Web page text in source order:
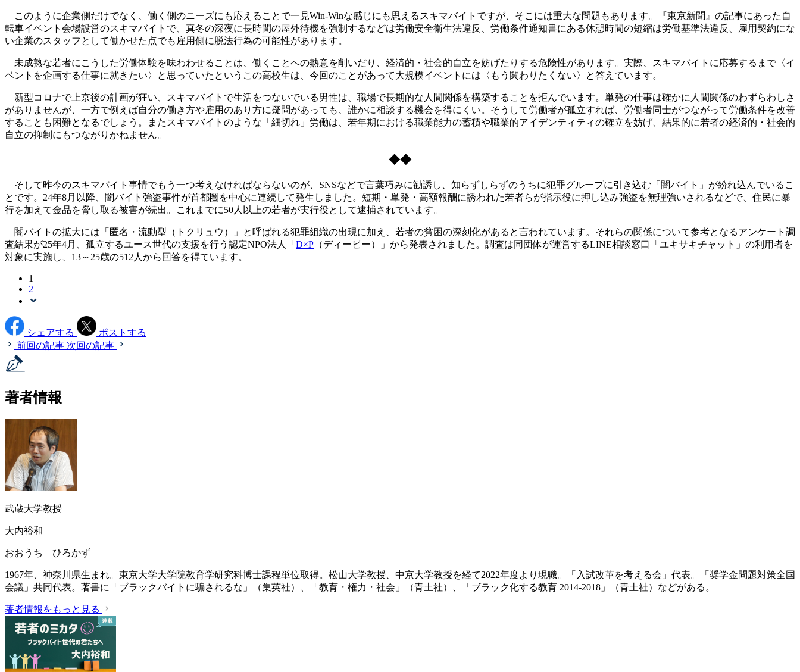
このように企業側だけでなく、働く側のニーズにも応えることで一見Win-Winな感じにも思えるスキマバイトですが、そこには重大な問題もあります。『東京新聞』の記事にあった自
転車イベント会場設営のスキマバイトで、真冬の深夜に長時間の屋外待機を強制するなどは労働安全衛生法違反、労働条件通知書にある休憩時間の短縮は労働基準法違反、雇用契約にな
い企業のスタッフとして働かせた点でも雇用側に脱法行為の可能性があります。
未成熟な若者にこうした労働体験を味わわせることは、働くことへの熱意を削いだり、経済的・社会的自立を妨げたりする危険性があります。実際、スキマバイトに応募するまで〈イ
ベントを企画する仕事に就きたい〉と思っていたというこの高校生は、今回のことがあって大規模イベントには〈もう関わりたくない〉と答えています。
新型コロナで上京後の計画が狂い、スキマバイトで生活をつないでいる男性は、職場で長期的な人間関係を構築することを拒んでいます。単発の仕事は確かに人間関係のわずらわしさ
がありませんが、一方で例えば自分の働き方や雇用のあり方に疑問があっても、誰かに相談する機会を得にくい。そうして労働者が孤立すれば、労働者同士がつながって労働条件を改善
することも困難となるでしょう。またスキマバイトのような「細切れ」労働は、若年期における職業能力の蓄積や職業的アイデンティティの確立を妨げ、結果的に若者の経済的・社会的
自立の抑制にもつながりかねません。
◆◆
そして昨今のスキマバイト事情でもう一つ考えなければならないのが、SNSなどで言葉巧みに勧誘し、知らずしらずのうちに犯罪グループに引き込む「闇バイト」が紛れ込んでいるこ
とです。24年8月以降、闇バイト強盗事件が首都圏を中心に連続して発生しました。短期・単発・高額報酬に誘われた若者らが指示役に押し込み強盗を無理強いされるなどで、住民に暴
行を加えて金品を脅し取る被害が続出。これまでに50人以上の若者が実行役として逮捕されています。
闇バイトの拡大には「匿名・流動型（トクリュウ）」と呼ばれる犯罪組織の出現に加え、若者の貧困の深刻化があると言われています。それらの関係について参考となるアンケート調
査結果が25年4月、孤立するユース世代の支援を行う認定NPO法人「 D×P （ディーピー）」から発表されました。調査は同団体が運営するLINE相談窓口「ユキサキチャット」の利用者を
対象に実施し、13～25歳の512人から回答を得ています。
1
2
シェアする
ポストする
前回の記事 次回の記事
著者情報
武蔵大学教授
大内裕和
おおうち ひろかず
1967年、神奈川県生まれ。東京大学大学院教育学研究科博士課程単位取得。松山大学教授、中京大学教授を経て2022年度より現職。「入試改革を考える会」代表。「奨学金問題対策全国
会議」共同代表。著書に「ブラックバイトに騙されるな」（集英社）、「教育・権力・社会」（青土社）、「ブラック化する教育 2014-2018」（青土社）などがある。
著者情報をもっと見る